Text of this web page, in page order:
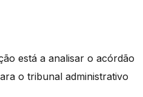
está a analisar o acórdão
o tribunal administrativo